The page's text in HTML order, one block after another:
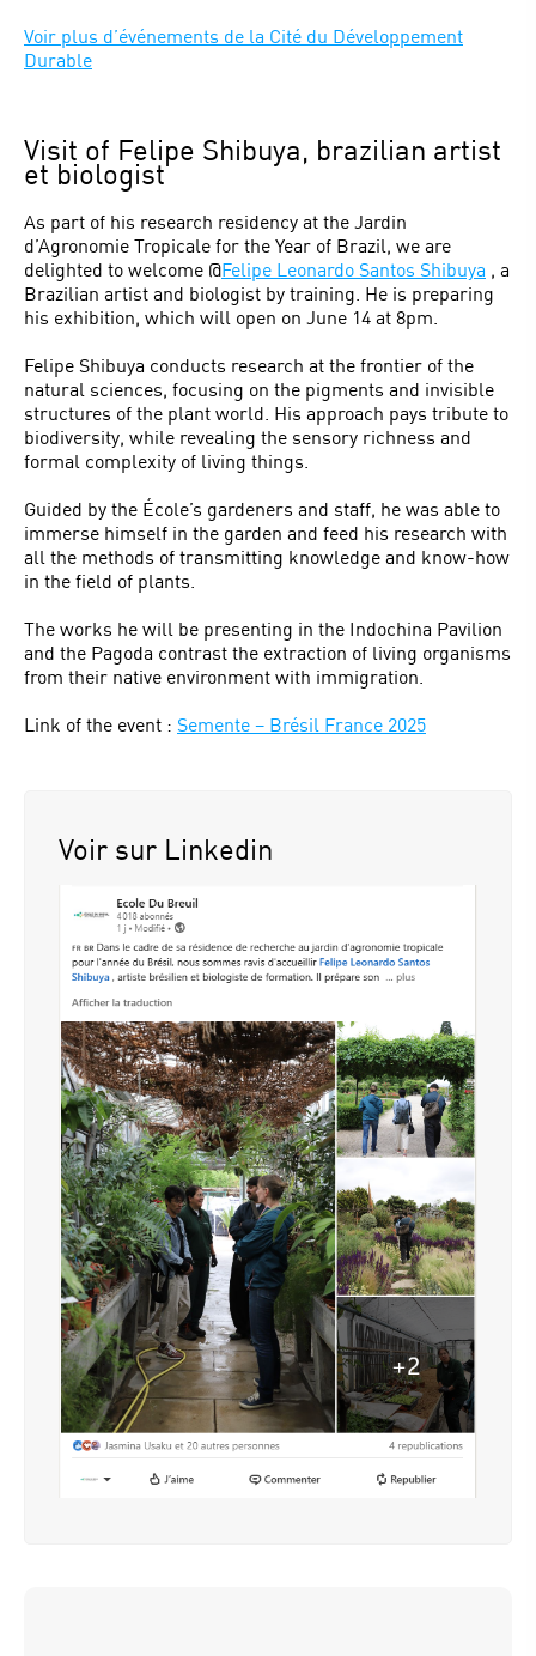
Voir plus d’événements de la Cité du Développement
Durable
Visit of Felipe Shibuya, brazilian artist
et biologist
As part of his research residency at the Jardin
d’Agronomie Tropicale for the Year of Brazil, we are
delighted to welcome @Felipe Leonardo Santos Shibuya , a
Brazilian artist and biologist by training. He is preparing
his exhibition, which will open on June 14 at 8pm.
Felipe Shibuya conducts research at the frontier of the
natural sciences, focusing on the pigments and invisible
structures of the plant world. His approach pays tribute to
biodiversity, while revealing the sensory richness and
formal complexity of living things.
Guided by the École’s gardeners and staff, he was able to
immerse himself in the garden and feed his research with
all the methods of transmitting knowledge and know-how
in the field of plants.
The works he will be presenting in the Indochina Pavilion
and the Pagoda contrast the extraction of living organisms
from their native environment with immigration.
Link of the event : Semente – Brésil France 2025
Voir sur Linkedin